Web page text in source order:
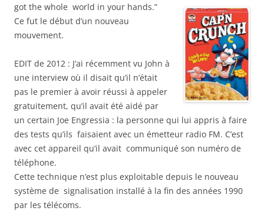
got the whole world in your hands.”
Ce fut le début d’un nouveau
mouvement.
EDIT de 2012 : J’ai récemment vu John à
une interview où il disait qu’il n’était
pas le premier à avoir réussi à appeler
gratuitement, qu’il avait été aidé par
un certain Joe Engressia : la personne qui lui appris à faire
des tests qu’ils faisaient avec un émetteur radio FM. C’est
avec cet appareil qu’il avait communiqué son numéro de
téléphone.
Cette technique n’est plus exploitable depuis le nouveau
système de signalisation installé à la fin des années 1990
par les télécoms.